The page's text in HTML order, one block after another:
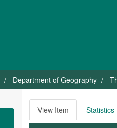
Department of Geography
View Item Statistics